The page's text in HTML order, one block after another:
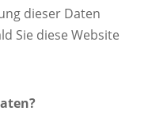
dieser Daten
Sie diese Website